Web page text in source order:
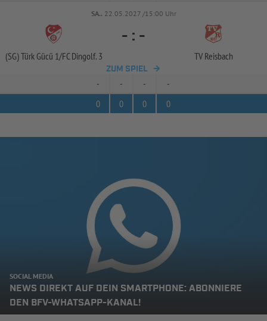
SA.. 22.05.2027 /15:00 Uhr
(SG) Türk Gücü 1/FC Dingolf. 3
- : -
TV Reisbach
ZUM SPIEL
- - -
-
0
0 0 0
SOCIAL MEDIA
NEWS DIREKT AUF DEIN SMARTPHONE: ABONNIERE
DEN BFV-WHATSAPP-KANAL!